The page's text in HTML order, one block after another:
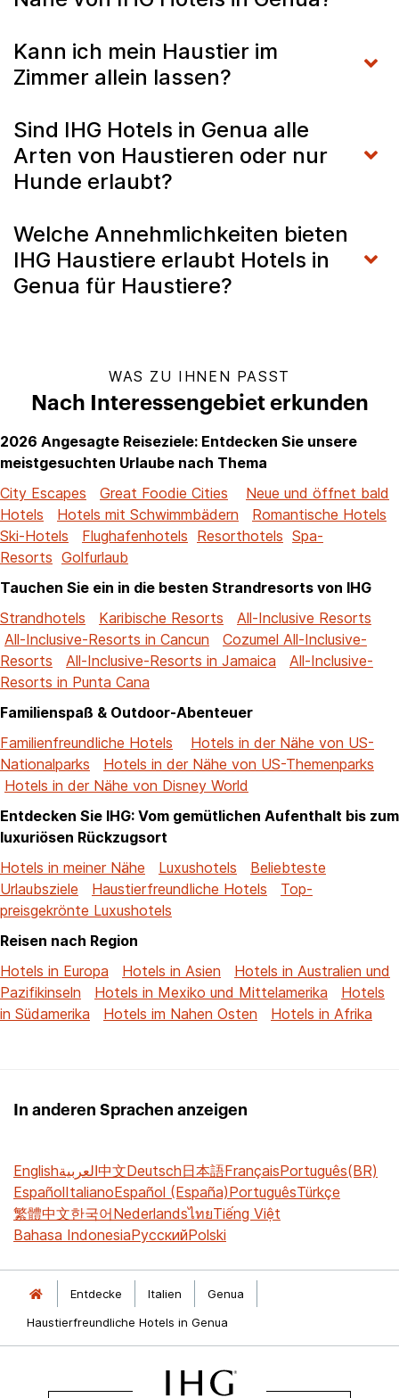
Kann ich mein Haustier im
Zimmer allein lassen?
Sind IHG Hotels in Genua alle
Arten von Haustieren oder nur
Hunde erlaubt?
Welche Annehmlichkeiten bieten
IHG Haustiere erlaubt Hotels in
Genua für Haustiere?
WAS ZU IHNEN PASST
Nach Interessengebiet erkunden
2026 Angesagte Reiseziele: Entdecken Sie unsere
meistgesuchten Urlaube nach Thema
City Escapes
Great Foodie Cities
Neue und öffnet bald
Hotels
Hotels mit Schwimmbädern
Romantische Hotels
Ski-Hotels
Flughafenhotels Resorthotels Spa-
Resorts Golfurlaub
Tauchen Sie ein in die besten Strandresorts von IHG
Strandhotels
Karibische Resorts
All-Inclusive Resorts
All-Inclusive-Resorts in Cancun
Cozumel All-Inclusive-
Resorts
All-Inclusive-Resorts in Jamaica
All-Inclusive-
Resorts in Punta Cana
Familienspaß & Outdoor-Abenteuer
Familienfreundliche Hotels
Hotels in der Nähe von US-
Nationalparks
Hotels in der Nähe von US-Themenparks
Hotels in der Nähe von Disney World
Entdecken Sie IHG: Vom gemütlichen Aufenthalt bis zum
luxuriösen Rückzugsort
Hotels in meiner Nähe
Luxushotels
Beliebteste
Urlaubsziele
Haustierfreundliche Hotels
Top-
preisgekrönte Luxushotels
Reisen nach Region
Hotels in Europa
Hotels in Asien
Hotels in Australien und
Pazifikinseln
Hotels in Mexiko und Mittelamerika
Hotels
in Südamerika
Hotels im Nahen Osten Hotels in Afrika
In anderen Sprachen anzeigen
Englishالعربية中文Deutsch日本語FrançaisPortuguês(BR)
EspañolItalianoEspañol (España)PortuguêsTürkçe
繁體中文한국어NederlandsไทยTiếng Việt
Bahasa IndonesiaРусскийPolski
Entdecke Italien
Genua
Haustierfreundliche Hotels in Genua